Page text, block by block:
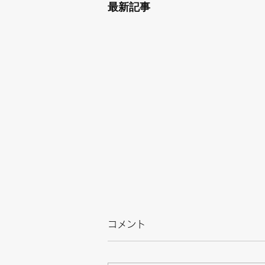
最新記事
コメント